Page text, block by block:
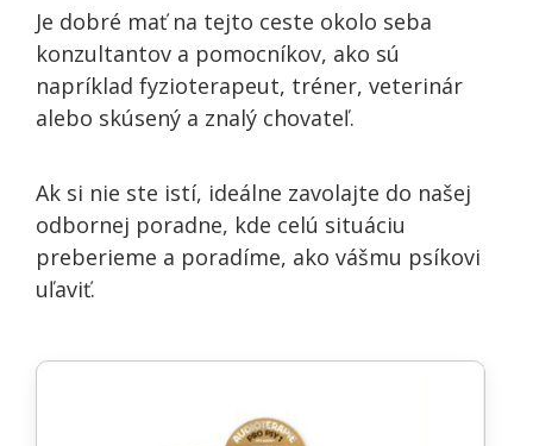
Je dobré mať na tejto ceste okolo seba
konzultantov a pomocníkov, ako sú
napríklad fyzioterapeut, tréner, veterinár
alebo skúsený a znalý chovateľ.
Ak si nie ste istí, ideálne zavolajte do našej
odbornej poradne, kde celú situáciu
preberieme a poradíme, ako vášmu psíkovi
uľaviť.